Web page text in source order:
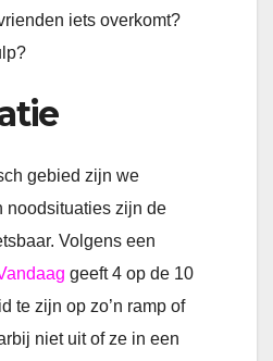
iets overkomt?
gebied zijn we
noodsituaties zijn de
Volgens een
geeft 4 op de 10
te zijn op zo’n ramp of
niet uit of ze in een